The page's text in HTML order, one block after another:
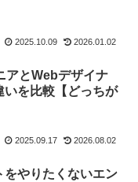
2025.10.09 2026.01.02
アとWebデザイナ
いを比較【どっちが
2025.09.17 2026.08.02
をやりたくないエン